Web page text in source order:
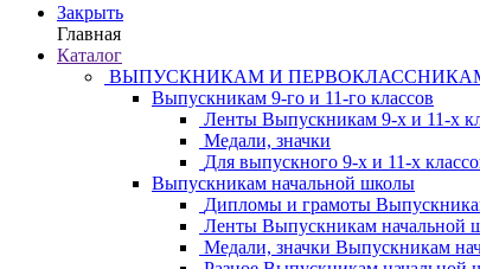
Закрыть
Главная
Каталог
ВЫПУСКНИКАМ И
Выпускникам 9-го и 11-го классов
Ленты Выпускникам 9-х и 11-х
Медали, значки
Для выпускного 9-х и 11-х
Выпускникам начальной школы
Дипломы и грамоты
Ленты Выпускникам начальной
Медали, значки Выпускникам